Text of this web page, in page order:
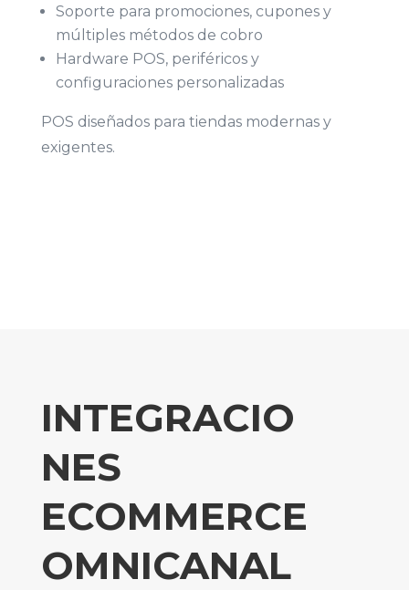
Soporte para promociones, cupones y
múltiples métodos de cobro
Hardware POS, periféricos y
configuraciones personalizadas
POS diseñados para tiendas modernas y
exigentes.
INTEGRACIO
NES
ECOMMERCE
OMNICANAL